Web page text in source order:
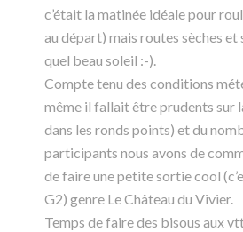
c’était la matinée idéale pour
au départ) mais routes sèches et
quel beau soleil :-).
Compte tenu des conditions
même il fallait être prudents sur
dans les ronds points) et du
participants nous avons de
de faire une petite sortie cool
G2) genre Le Château du Vivier.
Temps de faire des bisous aux